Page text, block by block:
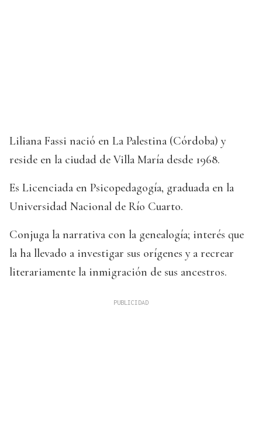
Liliana Fassi nació en La Palestina (Córdoba) y
reside en la ciudad de Villa María desde 1968.
Es Licenciada en Psicopedagogía, graduada en la
Universidad Nacional de Río Cuarto.
Conjuga la narrativa con la genealogía; interés que
la ha llevado a investigar sus orígenes y a recrear
literariamente la inmigración de sus ancestros.